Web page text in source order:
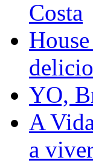
Costa
YO,
A
a